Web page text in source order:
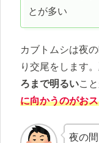
とが多い
カブトムシは夜
り交尾をします。
ろまで明るいこ
に向かうのがお
夜の